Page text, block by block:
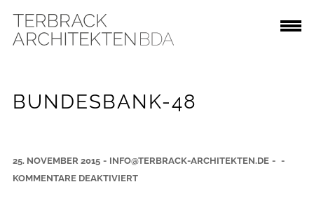
BUNDESBANK-48
25. NOVEMBER 2015 - INFO@TERBRACK-ARCHITEKTEN.DE - -
KOMMENTARE DEAKTIVIERTF